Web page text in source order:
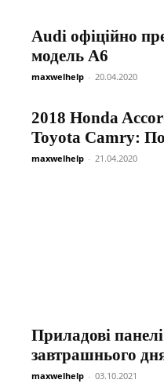
Audi офіційно
модель A6
maxwelhelp - 20.04.2020
2018 Honda
Toyota Camry:
maxwelhelp - 21.04.2020
Приладові
завтрашнього
maxwelhelp - 03.10.2021